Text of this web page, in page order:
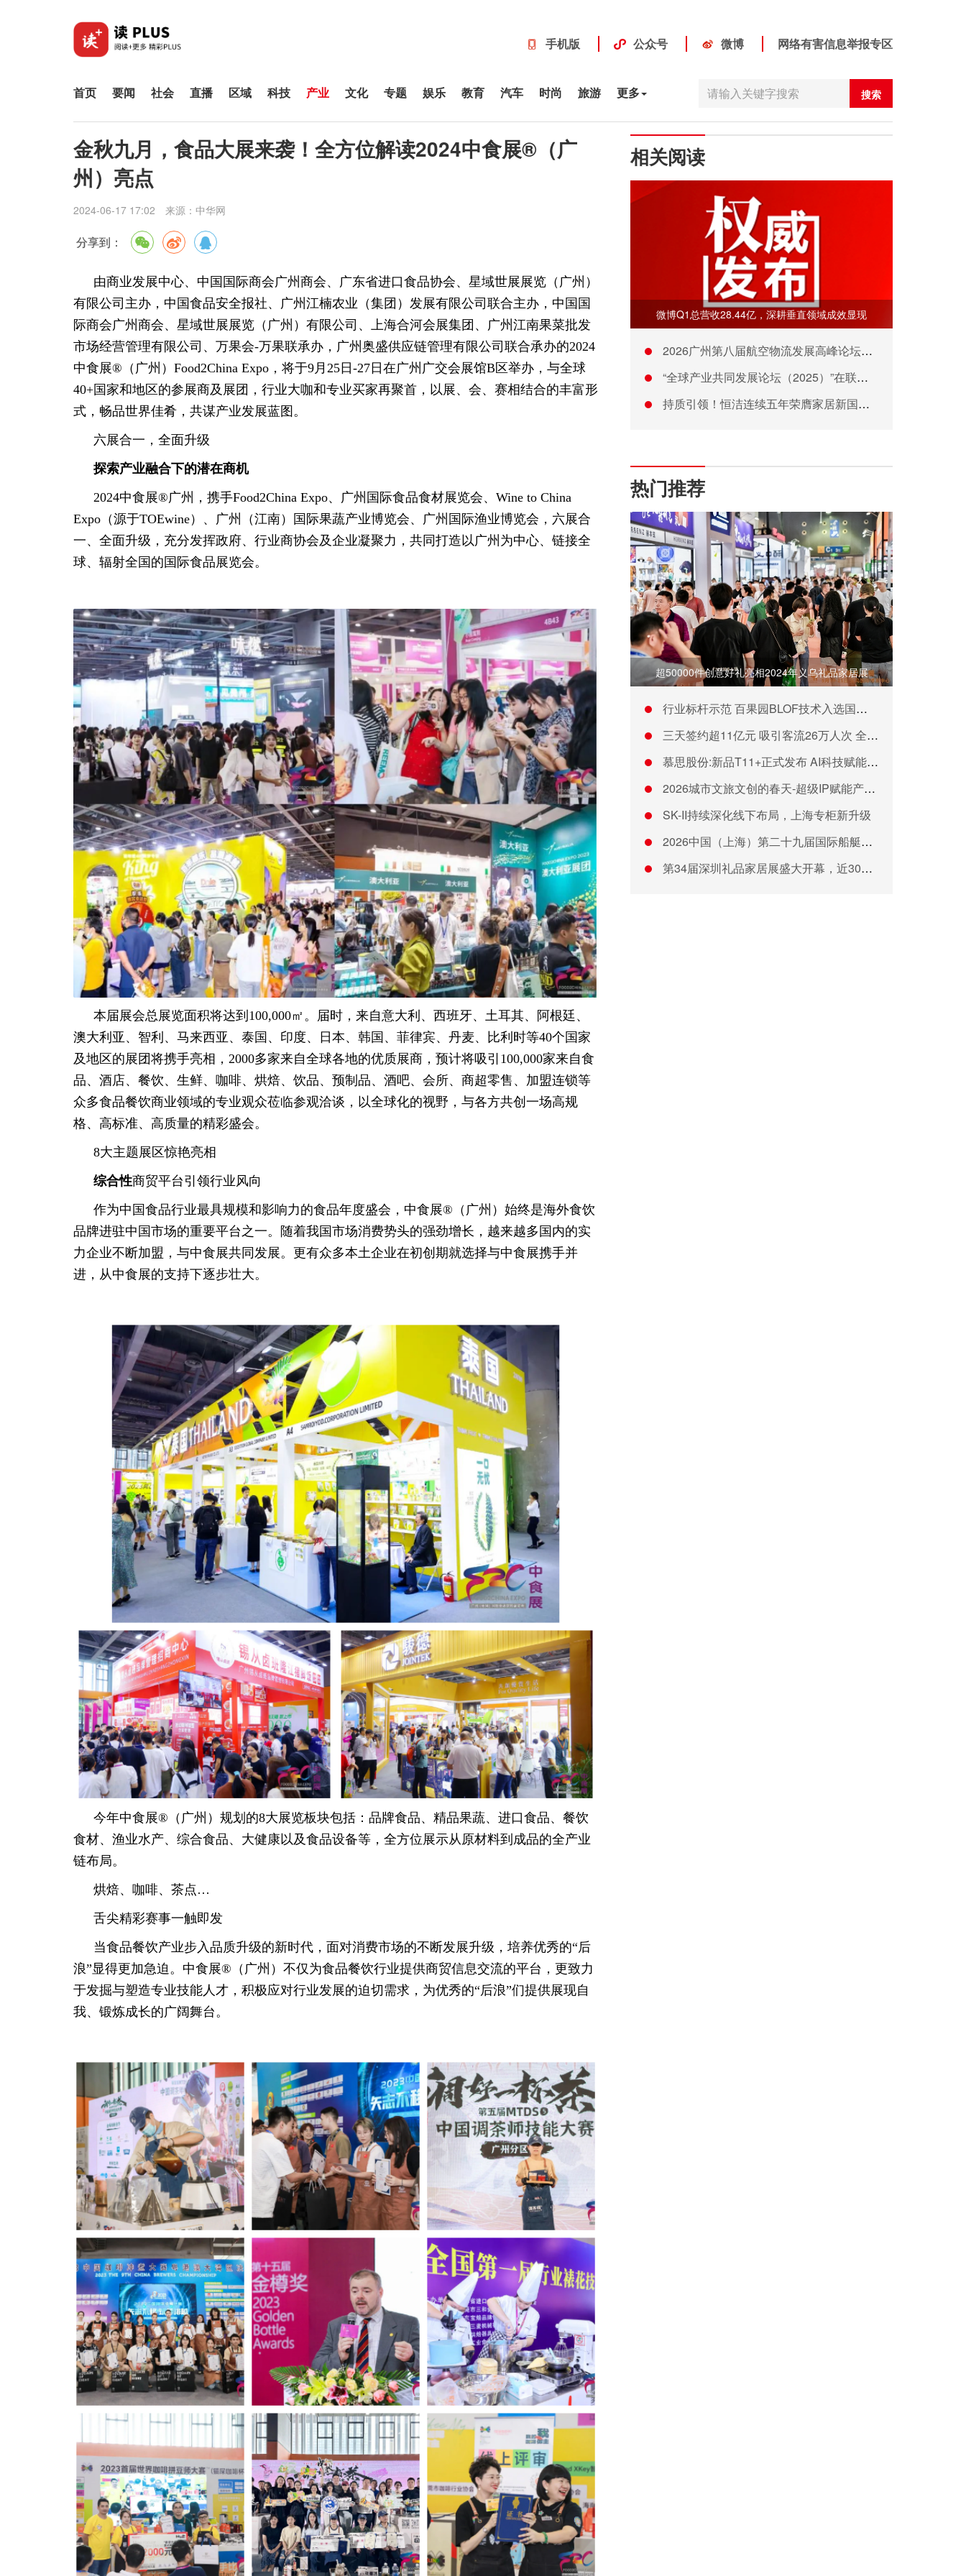
手机版 公众号 微博 网络有害信息举报专区
首页 要闻 社会 直播 区域 科技 产业 文化 专题 娱乐 教育 汽车 时尚 旅游 更多 搜索
金秋九月，食品大展来袭！全方位解读2024中食展®（广
州）亮点
2024-06-17 17:02 来源： 中华网
分享到：
由商业发展中心、中国国际商会广州商会、广东省进口食品协会、星域世展展览（广州）
有限公司主办，中国食品安全报社、广州江楠农业（集团）发展有限公司联合主办，中国国
际商会广州商会、星域世展展览（广州）有限公司、上海合河会展集团、广州江南果菜批发
市场经营管理有限公司、万果会-万果联承办，广州奥盛供应链管理有限公司联合承办的2024
中食展®（广州）Food2China Expo，将于9月25日-27日在广州广交会展馆B区举办，与全球
40+国家和地区的参展商及展团，行业大咖和专业买家再聚首，以展、会、赛相结合的丰富形
式，畅品世界佳肴，共谋产业发展蓝图。
六展合一，全面升级
探索产业融合下的潜在商机
2024中食展®广州，携手Food2China Expo、广州国际食品食材展览会、Wine to China
Expo（源于TOEwine）、广州（江南）国际果蔬产业博览会、广州国际渔业博览会，六展合
一、全面升级，充分发挥政府、行业商协会及企业凝聚力，共同打造以广州为中心、链接全
球、辐射全国的国际食品展览会。
本届展会总展览面积将达到100,000㎡。届时，来自意大利、西班牙、土耳其、阿根廷、
澳大利亚、智利、马来西亚、泰国、印度、日本、韩国、菲律宾、丹麦、比利时等40个国家
及地区的展团将携手亮相，2000多家来自全球各地的优质展商，预计将吸引100,000家来自食
品、酒店、餐饮、生鲜、咖啡、烘焙、饮品、预制品、酒吧、会所、商超零售、加盟连锁等
众多食品餐饮商业领域的专业观众莅临参观洽谈，以全球化的视野，与各方共创一场高规
格、高标准、高质量的精彩盛会。
8大主题展区惊艳亮相
综合性商贸平台引领行业风向
作为中国食品行业最具规模和影响力的食品年度盛会，中食展®（广州）始终是海外食饮
品牌进驻中国市场的重要平台之一。随着我国市场消费势头的强劲增长，越来越多国内的实
力企业不断加盟，与中食展共同发展。更有众多本土企业在初创期就选择与中食展携手并
进，从中食展的支持下逐步壮大。
今年中食展®（广州）规划的8大展览板块包括：品牌食品、精品果蔬、进口食品、餐饮
食材、渔业水产、综合食品、大健康以及食品设备等，全方位展示从原材料到成品的全产业
链布局。
烘焙、咖啡、茶点…
舌尖精彩赛事一触即发
当食品餐饮产业步入品质升级的新时代，面对消费市场的不断发展升级，培养优秀的“后
浪”显得更加急迫。中食展®（广州）不仅为食品餐饮行业提供商贸信息交流的平台，更致力
于发掘与塑造专业技能人才，积极应对行业发展的迫切需求，为优秀的“后浪”们提供展现自
我、锻炼成长的广阔舞台。
相关阅读
微博Q1总营收28.44亿，深耕垂直领域成效显现
2026广州第八届航空物流发展高峰论坛成功举办
“全球产业共同发展论坛（2025）”在联合国总部成功举办
持质引领！恒洁连续五年荣膺家居新国货卫浴行业领军品牌
热门推荐
超50000件创意好礼亮相2024年义乌礼品家居展
行业标杆示范 百果园BLOF技术入选国家级农业主推技术
三天签约超11亿元 吸引客流26万人次 全国农产品产销大会（
慕思股份:新品T11+正式发布 AI科技赋能智能睡眠新体验
2026城市文旅文创的春天-超级IP赋能产业升级，迎接4.5
SK-II持续深化线下布局，上海专柜新升级
2026中国（上海）第二十九届国际船艇及其技术设备展览会暨上
第34届深圳礼品家居展盛大开幕，近30万㎡旗舰大展领航礼业新